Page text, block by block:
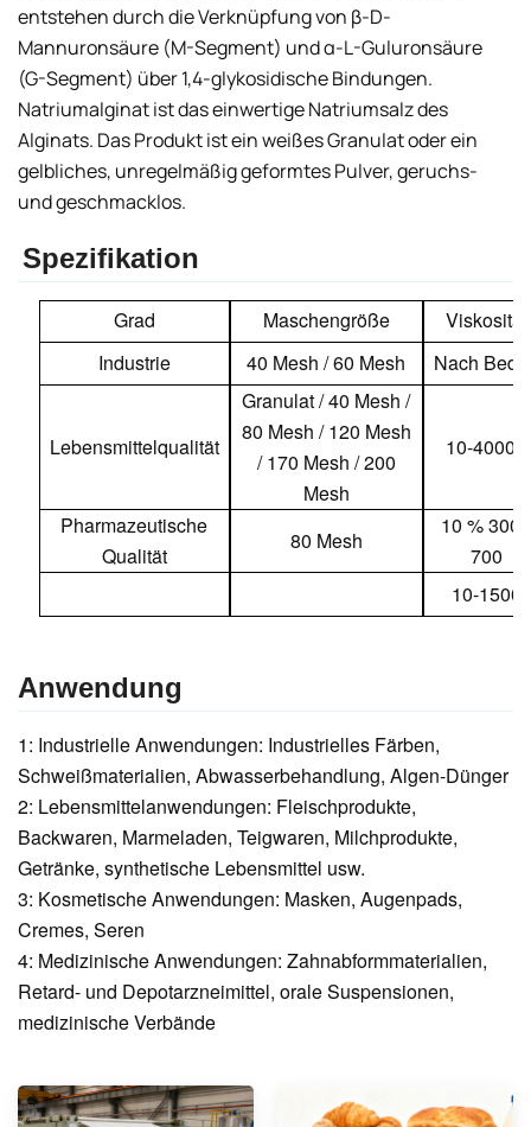
entstehen durch die Verknüpfung von β-D-
Mannuronsäure (M-Segment) und α-L-Guluronsäure
(G-Segment) über 1,4-glykosidische Bindungen.
Natriumalginat ist das einwertige Natriumsalz des
Alginats. Das Produkt ist ein weißes Granulat oder ein
gelbliches, unregelmäßig geformtes Pulver, geruchs-
und geschmacklos.
Spezifikation
Grad Maschengröße
Viskosität
Industrie
40 Mesh / 60 Mesh Nach
Lebensmittelqualität
Granulat / 40 Mesh /
80 Mesh / 120 Mesh
/ 170 Mesh / 200
Mesh
10-40000
Pharmazeutische
Qualität
80 Mesh
10 % 300–
700
10-1500
Anwendung
1: Industrielle Anwendungen: Industrielles Färben,
Schweißmaterialien, Abwasserbehandlung, Algen-Dünger
2: Lebensmittelanwendungen: Fleischprodukte,
Backwaren, Marmeladen, Teigwaren, Milchprodukte,
Getränke, synthetische Lebensmittel usw.
3: Kosmetische Anwendungen: Masken, Augenpads,
Cremes, Seren
4: Medizinische Anwendungen: Zahnabformmaterialien,
Retard- und Depotarzneimittel, orale Suspensionen,
medizinische Verbände